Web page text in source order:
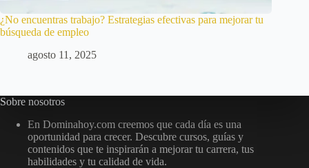
¿No encuentras trabajo? Estrategias efectivas para mejorar tu
búsqueda de empleo
agosto 11, 2025
Sobre nosotros
En Dominahoy.com creemos que cada día es una
oportunidad para crecer. Descubre cursos, guías y
contenidos que te inspirarán a mejorar tu carrera, tus
habilidades y tu calidad de vida.